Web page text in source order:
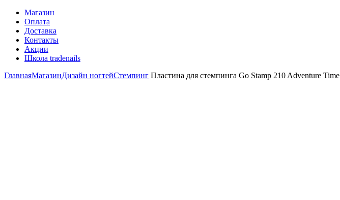
Магазин
Оплата
Доставка
Контакты
Акции
Школа tradenails
ГлавнаяМагазинДизайн ногтейСтемпинг Пластина для стемпинга Go Stamp 210 Adventure Time